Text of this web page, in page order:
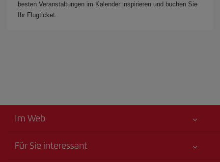
besten Veranstaltungen im Kalender inspirieren und buchen Sie
Ihr Flugticket.
Im Web
Für Sie interessant